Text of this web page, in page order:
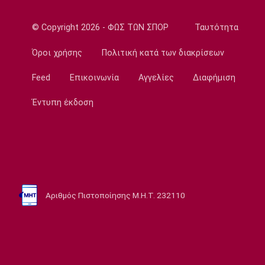
Μπάσκετ
Η… ψυχεδέλεια του Αταμάν! (vid)
21:55
Super League 1
του Βιτάλις
21:35
Super League 1
© Copyright 2026 - ΦΩΣ ΤΩΝ ΣΠΟΡ Ταυτότητα
Όροι χρήσης Πολιτική κατά των διακρίσεων
Feed Επικοινωνία Αγγελίες Διαφήμιση
Έντυπη έκδοση
Αριθμός Πιστοποίησης Μ.Η.Τ. 232110